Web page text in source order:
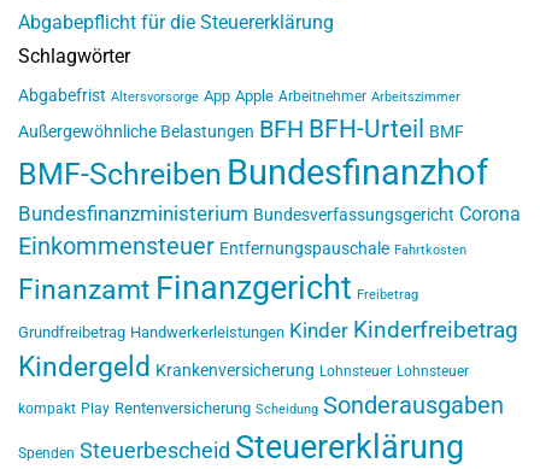
Abgabepflicht für die Steuererklärung
Schlagwörter
Abgabefrist Altersvorsorge App Apple Arbeitnehmer Arbeitszimmer
Außergewöhnliche Belastungen BFH BFH-Urteil BMF
BMF-Schreiben Bundesfinanzhof
Bundesfinanzministerium Bundesverfassungsgericht Corona
Einkommensteuer Entfernungspauschale Fahrtkosten
Finanzamt Finanzgericht Freibetrag
Grundfreibetrag Handwerkerleistungen Kinder Kinderfreibetrag
Kindergeld Krankenversicherung Lohnsteuer Lohnsteuer
kompakt Play Rentenversicherung Scheidung Sonderausgaben
Spenden Steuerbescheid Steuererklärung